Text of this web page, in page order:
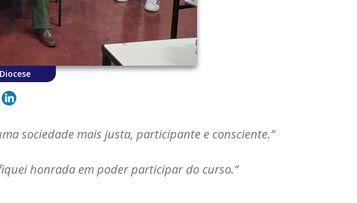
sociedade mais justa, participante e consciente.”
honrada em poder participar do curso.”